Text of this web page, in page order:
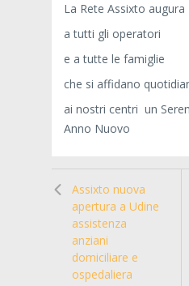
La Rete Assixto augura
a tutti gli operatori
e a tutte le famiglie
che si affidano
ai nostri centri un
Anno Nuovo
Assixto nuova
apertura a Udine
assistenza
anziani
domiciliare e
ospedaliera